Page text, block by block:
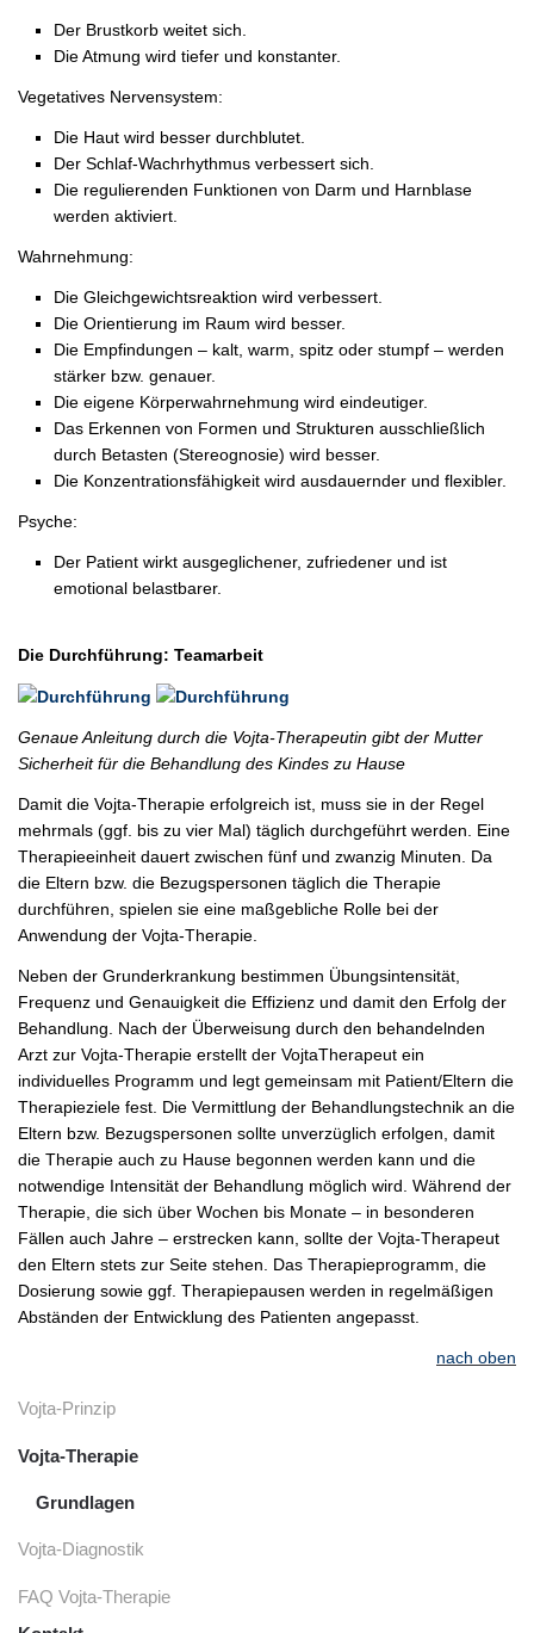
Der Brustkorb weitet sich.
Die Atmung wird tiefer und konstanter.
Vegetatives Nervensystem:
Die Haut wird besser durchblutet.
Der Schlaf-Wachrhythmus verbessert sich.
Die regulierenden Funktionen von Darm und Harnblase
werden aktiviert.
Wahrnehmung:
Die Gleichgewichtsreaktion wird verbessert.
Die Orientierung im Raum wird besser.
Die Empfindungen – kalt, warm, spitz oder stumpf – werden
stärker bzw. genauer.
Die eigene Körperwahrnehmung wird eindeutiger.
Das Erkennen von Formen und Strukturen ausschließlich
durch Betasten (Stereognosie) wird besser.
Die Konzentrationsfähigkeit wird ausdauernder und flexibler.
Psyche:
Der Patient wirkt ausgeglichener, zufriedener und ist
emotional belastbarer.
Die Durchführung: Teamarbeit
Genaue Anleitung durch die Vojta-Therapeutin gibt der Mutter
Sicherheit für die Behandlung des Kindes zu Hause
Damit die Vojta-Therapie erfolgreich ist, muss sie in der Regel
mehrmals (ggf. bis zu vier Mal) täglich durchgeführt werden. Eine
Therapieeinheit dauert zwischen fünf und zwanzig Minuten. Da
die Eltern bzw. die Bezugspersonen täglich die Therapie
durchführen, spielen sie eine maßgebliche Rolle bei der
Anwendung der Vojta-Therapie.
Neben der Grunderkrankung bestimmen Übungsintensität,
Frequenz und Genauigkeit die Effizienz und damit den Erfolg der
Behandlung. Nach der Überweisung durch den behandelnden
Arzt zur Vojta-Therapie erstellt der VojtaTherapeut ein
individuelles Programm und legt gemeinsam mit Patient/Eltern die
Therapieziele fest. Die Vermittlung der Behandlungstechnik an die
Eltern bzw. Bezugspersonen sollte unverzüglich erfolgen, damit
die Therapie auch zu Hause begonnen werden kann und die
notwendige Intensität der Behandlung möglich wird. Während der
Therapie, die sich über Wochen bis Monate – in besonderen
Fällen auch Jahre – erstrecken kann, sollte der Vojta-Therapeut
den Eltern stets zur Seite stehen. Das Therapieprogramm, die
Dosierung sowie ggf. Therapiepausen werden in regelmäßigen
Abständen der Entwicklung des Patienten angepasst.
nach oben
Vojta-Prinzip
Vojta-Therapie
Grundlagen
Vojta-Diagnostik
FAQ Vojta-Therapie